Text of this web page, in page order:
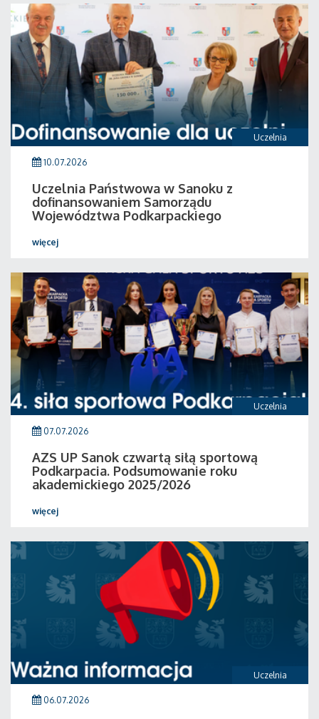
Uczelnia
10.07.2026
Uczelnia Państwowa w Sanoku z
dofinansowaniem Samorządu
Województwa Podkarpackiego
więcej
Uczelnia
07.07.2026
AZS UP Sanok czwartą siłą sportową
Podkarpacia. Podsumowanie roku
akademickiego 2025/2026
więcej
Uczelnia
06.07.2026